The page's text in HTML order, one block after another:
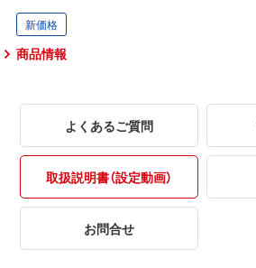
商品情報
よくあるご質問
取扱説明書（設定動画）
お問合せ